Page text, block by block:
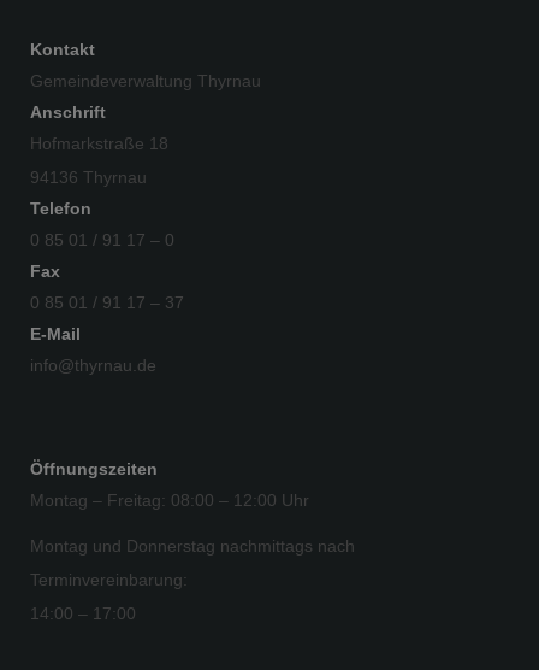
Kontakt
Gemeindeverwaltung Thyrnau
Anschrift
Hofmarkstraße 18
94136 Thyrnau
Telefon
0 85 01 / 91 17 – 0
Fax
0 85 01 / 91 17 – 37
E-Mail
info@thyrnau.de
Öffnungszeiten
Montag – Freitag: 08:00 – 12:00 Uhr
Montag und Donnerstag nachmittags nach
Terminvereinbarung:
14:00 – 17:00